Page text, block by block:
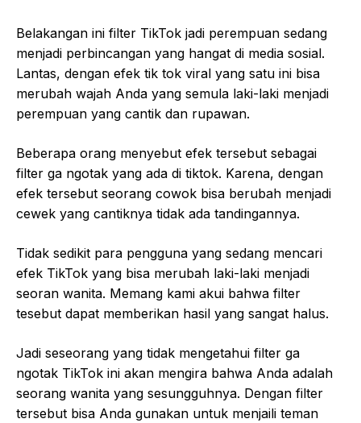
Belakangan ini filter TikTok jadi perempuan sedang
menjadi perbincangan yang hangat di media sosial.
Lantas, dengan efek tik tok viral yang satu ini bisa
merubah wajah Anda yang semula laki-laki menjadi
perempuan yang cantik dan rupawan.
Beberapa orang menyebut efek tersebut sebagai
filter ga ngotak yang ada di tiktok. Karena, dengan
efek tersebut seorang cowok bisa berubah menjadi
cewek yang cantiknya tidak ada tandingannya.
Tidak sedikit para pengguna yang sedang mencari
efek TikTok yang bisa merubah laki-laki menjadi
seoran wanita. Memang kami akui bahwa filter
tesebut dapat memberikan hasil yang sangat halus.
Jadi seseorang yang tidak mengetahui filter ga
ngotak TikTok ini akan mengira bahwa Anda adalah
seorang wanita yang sesungguhnya. Dengan filter
tersebut bisa Anda gunakan untuk menjaili teman